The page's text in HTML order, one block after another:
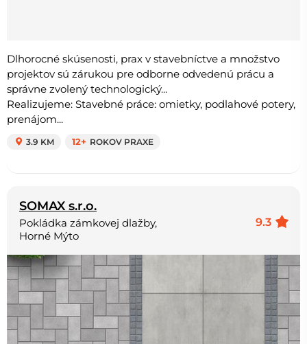
Dlhorocné skúsenosti, prax v stavebníctve a množstvo
projektov sú zárukou pre odborne odvedenú prácu a
správne zvolený technologický...
Realizujeme: Stavebné práce: omietky, podlahové potery,
prenájom...
3.9 KM 12+ ROKOV PRAXE
SOMAX s.r.o.
9.3
Pokládka zámkovej dlažby,
Horné Mýto